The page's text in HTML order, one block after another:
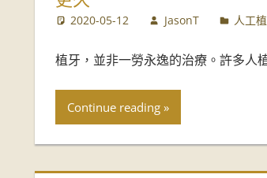
牙
醫
推
薦
2020-05-12 JasonT 人工
植牙，並非一勞永逸的治療。許多人
Continue reading